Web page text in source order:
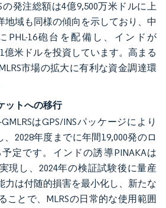
の発注総額は4億9,500万米ドルに上
地域も同様の傾向を示しており、中
PHL-16砲台を配備し、インドが
億米ドルを投資しています。高まる
市場の拡大に有利な資金調達環
ットへの移行
はGPS/INSパッケージにより
2028年度までに年間19,000発のロ
定です。インドの誘導PINAKAは
現し、2024年の検証試験後に量産
力は付随的損害を最小化し、新たな
ことで、MLRSの日常的な使用範囲